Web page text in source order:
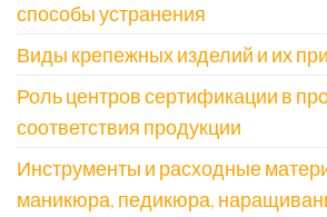
способы устранения
Виды крепежных изделий и их
Роль центров сертификации в
соответствия продукции
Инструменты и расходные
маникюра, педикюра,